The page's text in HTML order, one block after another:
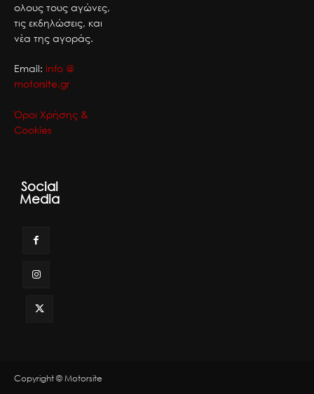
ολους τους αγώνες,
τις εκδηλώσεις, και
νέα της αγοράς.
Email: info @
motorsite.gr
Όροι Χρήσης &
Cookies
Social
Media
Copyright © Motorsite